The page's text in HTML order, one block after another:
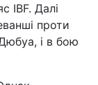
IBF. Далі
проти
і в бою